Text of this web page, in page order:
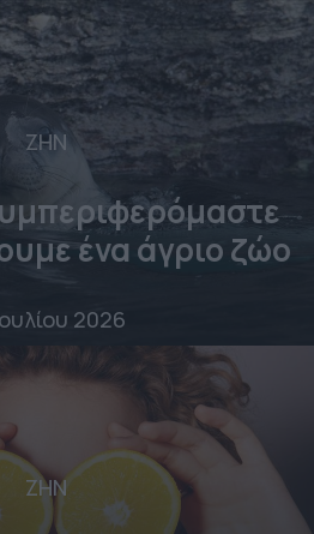
ΖΗΝ
ένα άγριο ζώο
2026
ΖΗΝ